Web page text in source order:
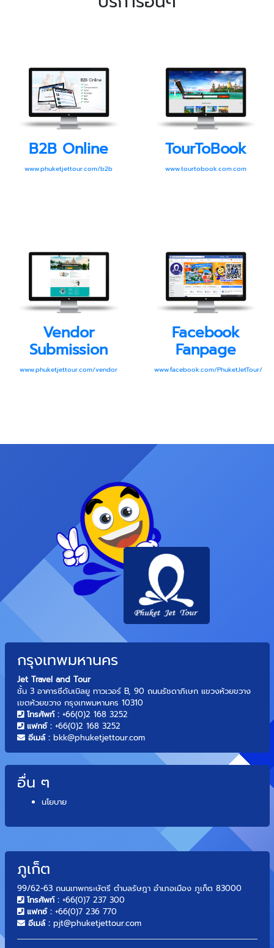
B2B Online
www.phuketjettour.com/b2b
TourToBook
www.tourtobook.com.com
Vendor
Submission
www.phuketjettour.com/vendor
Facebook
Fanpage
www.facebook.com/PhuketJetTour/
กรุงเทพมหานคร
Jet Travel and Tour
ชั้น 3 อาคารซีดับเบิลยู ทาวเวอร์ B, 90 ถนนรัชดาภิเษก แขวงห้วยขวาง
เขตห้วยขวาง กรุงเทพมหานคร 10310
โทรศัพท์ : +66(0)2 168 3252
แฟกซ์ : +66(0)2 168 3252
อีเมล์ : bkk@phuketjettour.com
อื่น ๆ
นโยบาย
ภูเก็ต
99/62-63 ถนนเทพกระษัตรี ตำบลรัษฎา อำเภอเมือง ภูเก็ต 83000
โทรศัพท์ : +66(0)7 237 300
แฟกซ์ : +66(0)7 236 770
อีเมล์ : pjt@phuketjettour.com